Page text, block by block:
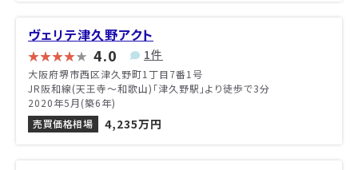
ヴェリテ津久野アクト
4.0 1件
大阪府堺市西区津久野町1丁目7番1号
JR阪和線(天王寺～和歌山)「津久野駅」より徒歩で3分
2020年5月(築6年)
売買価格相場
4,235万円